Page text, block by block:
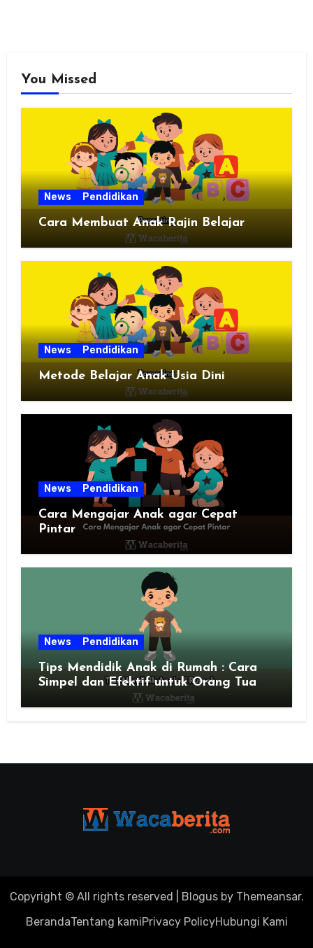
You Missed
News Pendidikan
Cara Membuat Anak Rajin Belajar
News Pendidikan
Metode Belajar Anak Usia Dini
News Pendidikan
Cara Mengajar Anak agar Cepat
Pintar
News Pendidikan
Tips Mendidik Anak di Rumah : Cara
Simpel dan Efektif untuk Orang Tua
Zaman Sekarang
Copyright © All rights reserved Blogusby Themeansar.
BerandaTentang kamiPrivacy PolicyHubungi Kami